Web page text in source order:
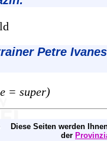
Petre
= super)
Diese Seiten werden
der